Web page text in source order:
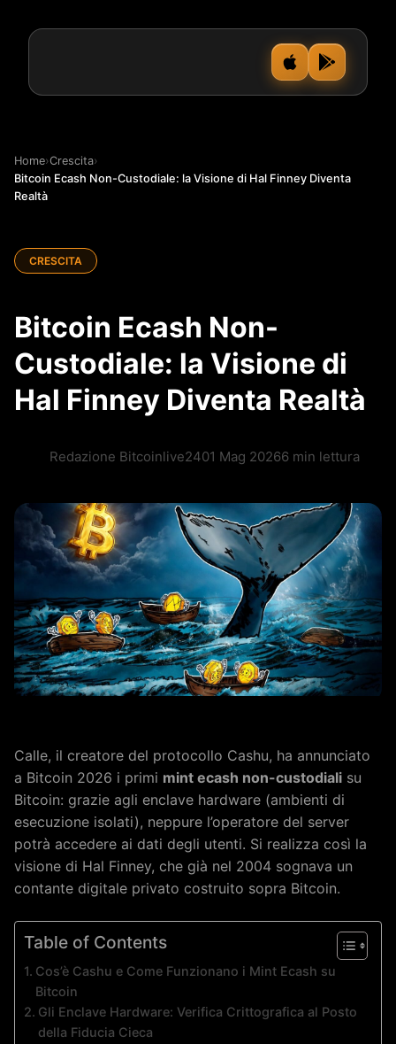
Home›Crescita›
Bitcoin Ecash Non-Custodiale: la Visione di Hal Finney Diventa
Realtà
CRESCITA
Bitcoin Ecash Non-
Custodiale: la Visione di
Hal Finney Diventa Realtà
Redazione Bitcoinlive2401 Mag 20266 min lettura
Calle, il creatore del protocollo Cashu, ha annunciato
a Bitcoin 2026 i primi mint ecash non-custodiali su
Bitcoin: grazie agli enclave hardware (ambienti di
esecuzione isolati), neppure l’operatore del server
potrà accedere ai dati degli utenti. Si realizza così la
visione di Hal Finney, che già nel 2004 sognava un
contante digitale privato costruito sopra Bitcoin.
Table of Contents
Cos’è Cashu e Come Funzionano i Mint Ecash su
Bitcoin
Gli Enclave Hardware: Verifica Crittografica al Posto
della Fiducia Cieca